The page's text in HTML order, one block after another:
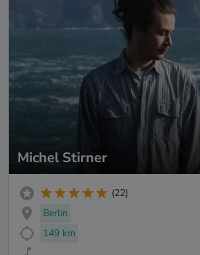
Michel Stirner
(22)
Berlin
149 km